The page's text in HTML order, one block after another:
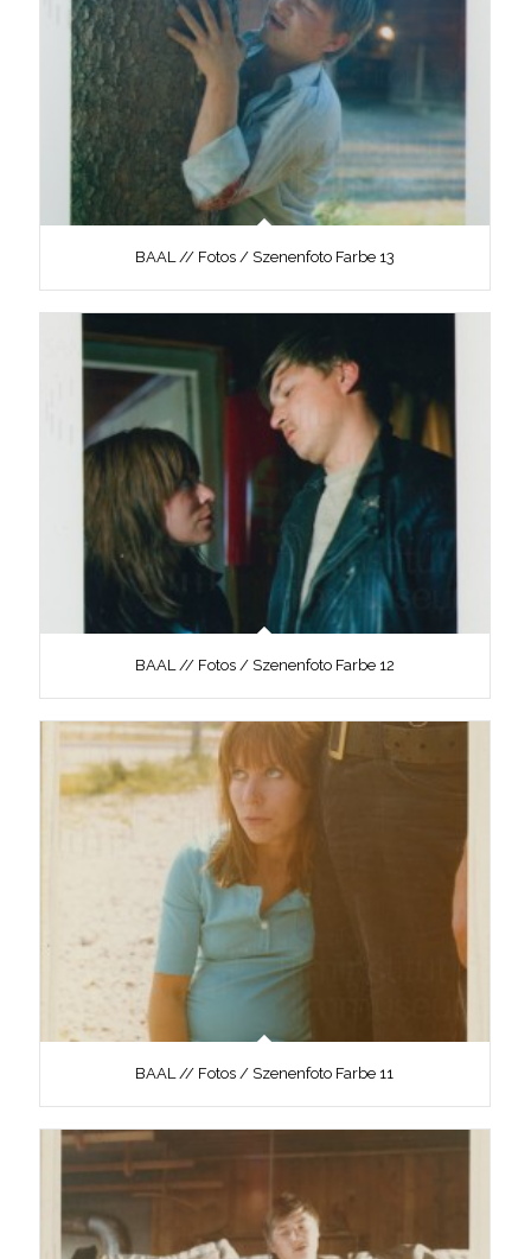
BAAL // Fotos / Szenenfoto Farbe 13
BAAL // Fotos / Szenenfoto Farbe 12
BAAL // Fotos / Szenenfoto Farbe 11